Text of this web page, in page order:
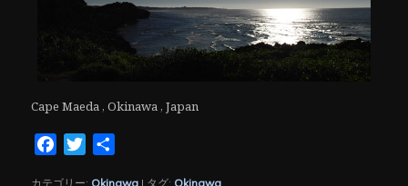
Cape Maeda , Okinawa , Japan
FacebookTwitter
カテゴリー: Okinawa | タグ: Okinawa